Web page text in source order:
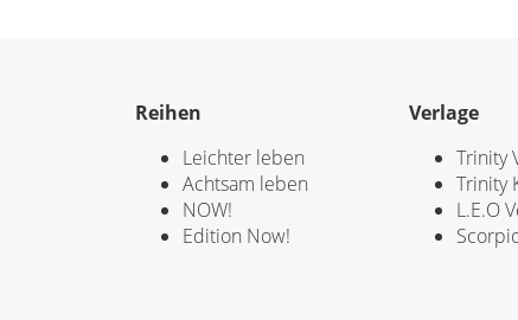
Reihen
Leichter leben
Achtsam leben
NOW!
Edition Now!
Verlage
Trinity
Trinity
L.E.O